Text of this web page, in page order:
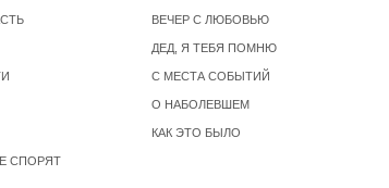
СПОРЯТ
ВЕЧЕР С ЛЮБОВЬЮ
ДЕД, Я ТЕБЯ ПОМНЮ
С МЕСТА СОБЫТИЙ
О НАБОЛЕВШЕМ
КАК ЭТО БЫЛО